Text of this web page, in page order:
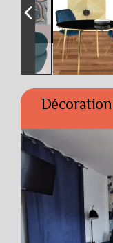
Décoration